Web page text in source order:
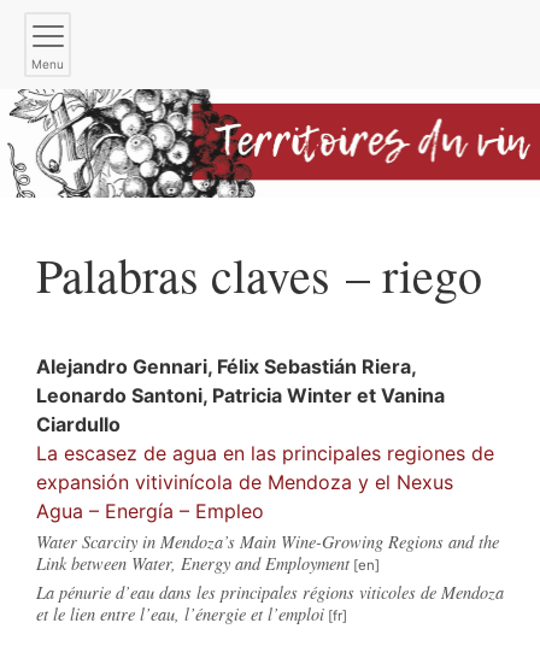
Menu
Palabras claves – riego
Alejandro Gennari, Félix Sebastián Riera,
Leonardo Santoni, Patricia Winter et Vanina
Ciardullo
La escasez de agua en las principales regiones de
expansión vitivinícola de Mendoza y el Nexus
Agua – Energía – Empleo
Water Scarcity in Mendoza’s Main Wine-Growing Regions and the
Link between Water, Energy and Employment
La pénurie d’eau dans les principales régions viticoles de Mendoza
et le lien entre l’eau, l’énergie et l’emploi